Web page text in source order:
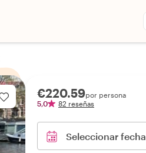
€220.59por persona
5,0
82 reseñas
Seleccionar fecha